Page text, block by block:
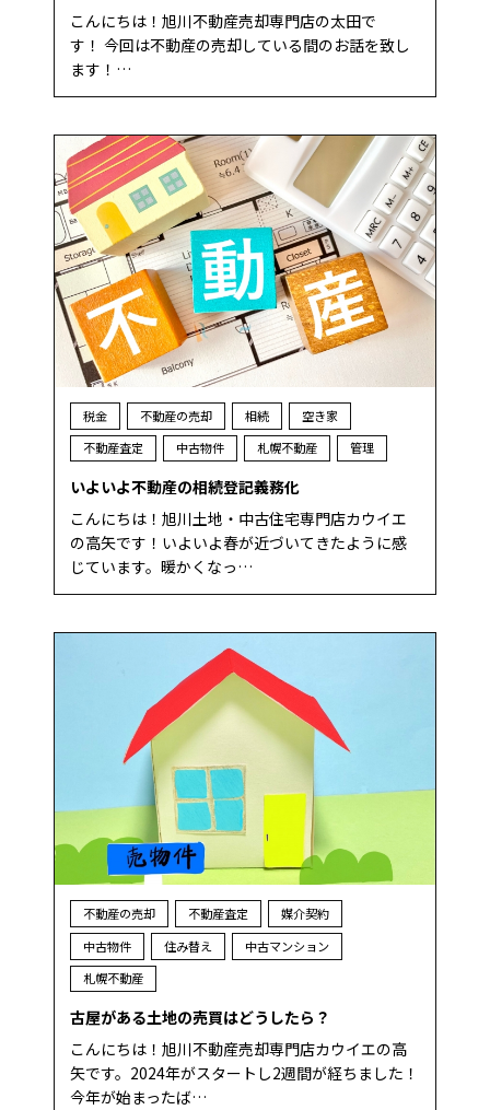
こんにちは！旭川不動産売却専門店の太田で
す！ 今回は不動産の売却している間のお話を致し
ます！…
税金 不動産の売却 相続
空き家
不動産査定
中古物件 札幌不動産 管理
いよいよ不動産の相続登記義務化
こんにちは！旭川土地・中古住宅専門店カウイエ
の高矢です！いよいよ春が近づいてきたように感
じています。暖かくなっ…
不動産の売却 不動産査定
媒介契約
中古物件
住み替え
中古マンション
札幌不動産
古屋がある土地の売買はどうしたら？
こんにちは！旭川不動産売却専門店カウイエの高
矢です。2024年がスタートし2週間が経ちました！
今年が始まったば…